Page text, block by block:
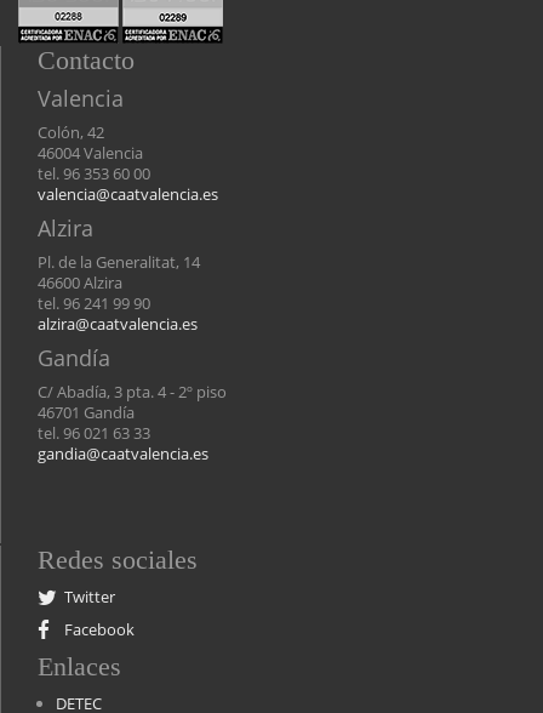
Contacto
Valencia
Colón, 42
46004 Valencia
tel. 96 353 60 00
valencia@caatvalencia.es
Alzira
Pl. de la Generalitat, 14
46600 Alzira
tel. 96 241 99 90
alzira@caatvalencia.es
Gandía
C/ Abadía, 3 pta. 4 - 2º piso
46701 Gandía
tel. 96 021 63 33
gandia@caatvalencia.es
Redes sociales
Twitter
Facebook
Enlaces
DETEC